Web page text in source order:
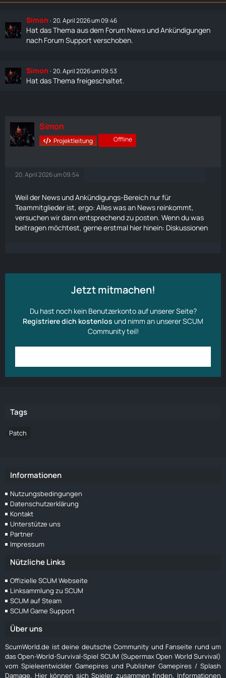
Simon 20. April 2026 um 09:46
Hat das Thema aus dem Forum News und Ankündigungen
nach Forum Support verschoben.
Simon 20. April 2026 um 09:53
Hat das Thema freigeschaltet.
Simon
Projektleitung Offline
20. April 2026 um 09:54
Weil der News und Ankündigungs-Bereich nur für
Teammitglieder ist, ergo: Alles was an News reinkommt,
versuchen wir dann entsprechend zu posten. Wenn du was
beitragen möchtest, gerne erstmal hier hinein: Diskussionen
Jetzt mitmachen!
Du hast noch kein Benutzerkonto auf unserer Seite?
Registriere dich kostenlos und nimm an unserer SCUM
Community teil!
Tags
Patch
Informationen
Nutzungsbedingungen
Datenschutzerklärung
Kontakt
Unterstütze uns
Partner
Impressum
Nützliche Links
Offizielle SCUM Webseite
Linksammlung zu SCUM
SCUM auf Steam
SCUM Game Support
Über uns
ScumWorld.de ist deine deutsche Community und Fanseite rund um
das Open-World-Survival-Spiel SCUM (Supermax Open World Survival)
vom Spieleentwickler Gamepires und Publisher Gamepires / Splash
Damage. Hier können sich Spieler zusammen finden, Informationen